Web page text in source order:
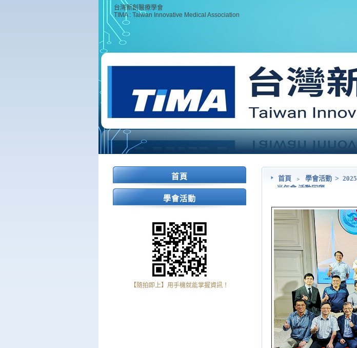
台灣新創醫療學會
TIMA : Taiwan Innovative Medical Association
首頁 ﹥ 學會活動 >
半年會 活動回顧
首頁
學會活動
【隨拍即上】用手機就能掌握資訊！